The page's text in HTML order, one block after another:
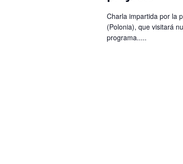
Charla impartida por la
(Polonia), que visitará
programa.....